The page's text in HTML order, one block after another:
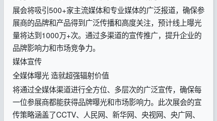
展会将吸引500+家主流媒体和专业媒体的广泛报道，确保参
展商的品牌和产品得到广泛传播和高度关注，预计线上曝光
量将达到1000万+次。通过多渠道的宣传推广，提升企业的
品牌影响力和市场竞争力。
媒体宣传
全媒体曝光 造就超强辐射价值
将通过全媒体渠道进行全方位、多层次的广泛宣传，确保每
一位参展商都能获得品牌曝光和市场影响力。此次展会的宣
传策略涵盖了CCTV、人民网、新华网、央视网、央广网、